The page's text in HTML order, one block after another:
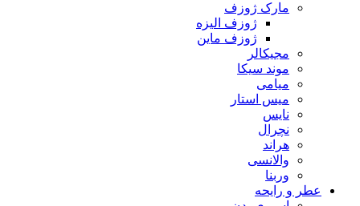
مارک ژوزف
ژوزف الیزه
ژوزف ماین
مجیکالر
موند سیکا
میامی
میس استار
نایس
نچرال
هراند
والانسی
وربنا
عطر و رایحه